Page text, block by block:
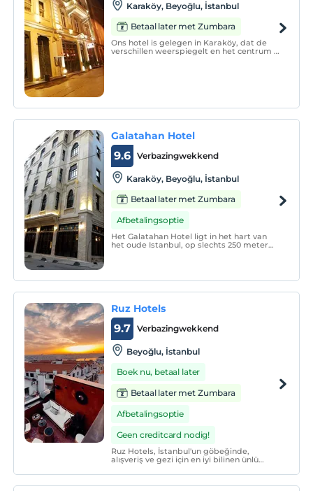
Karaköy, Beyoğlu, İstanbul
Betaal later met Zumbara
Ons hotel is gelegen in Karaköy, dat de
verschillen weerspiegelt en het centrum is
Galatahan Hotel
Verbazingwekkend
9.6
Karaköy, Beyoğlu, İstanbul
Betaal later met Zumbara
Afbetalingsoptie
Het Galatahan Hotel ligt in het hart van
het oude Istanbul, op slechts 250 meter
karakteristieke kenmerken en voorgevel.
Ruz Hotels
Verbazingwekkend
9.7
Beyoğlu, İstanbul
Boek nu, betaal later
Betaal later met Zumbara
Afbetalingsoptie
Geen creditcard nodig!
Ruz Hotels, İstanbul'un göbeğinde,
alışveriş ve gezi için en iyi bilinen ünlü
butik oteldir. Otelimiz 120 yıllık tarihi ile
ikonik bir binada ve İstanbul Pera'da